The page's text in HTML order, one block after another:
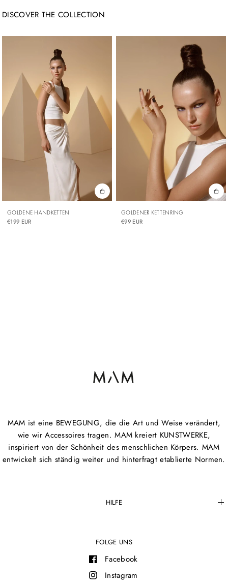
DISCOVER THE COLLECTION
GOLDENE HANDKETTEN
€199 EUR
GOLDENER KETTENRING
€99 EUR
MAM ist eine BEWEGUNG, die die Art und Weise verändert,
wie wir Accessoires tragen. MAM kreiert KUNSTWERKE,
inspiriert von der Schönheit des menschlichen Körpers. MAM
entwickelt sich ständig weiter und hinterfragt etablierte Normen.
HILFE
FOLGE UNS
Facebook
Instagram